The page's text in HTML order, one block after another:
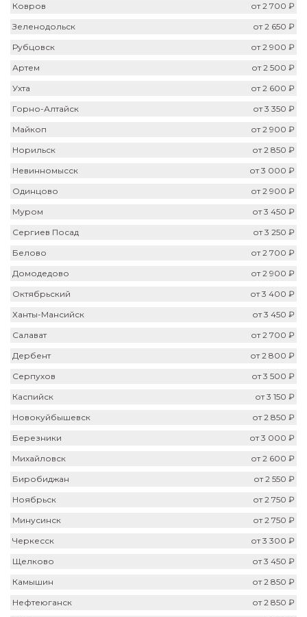
Ковров
от 2 700 ₽
Зеленодольск
от 2 650 ₽
Рубцовск
от 2 900 ₽
Артем
от 2 500 ₽
Ухта
от 2 600 ₽
Горно-Алтайск
от 3 350 ₽
Майкоп
от 2 900 ₽
Норильск
от 2 850 ₽
Невинномысск
от 3 000 ₽
Одинцово
от 2 900 ₽
Муром
от 3 450 ₽
Сергиев Посад
от 3 250 ₽
Белово
от 2 700 ₽
Домодедово
от 2 900 ₽
Октябрьский
от 3 400 ₽
Ханты-Мансийск
от 3 450 ₽
Салават
от 2 700 ₽
Дербент
от 2 800 ₽
Серпухов
от 3 500 ₽
Каспийск
от 3 150 ₽
Новокуйбышевск
от 2 850 ₽
Березники
от 3 000 ₽
Михайловск
от 2 600 ₽
Биробиджан
от 2 550 ₽
Ноябрьск
от 2 750 ₽
Минусинск
от 2 750 ₽
Черкесск
от 3 300 ₽
Щелково
от 3 450 ₽
Камышин
от 2 850 ₽
Нефтеюганск
от 2 850 ₽